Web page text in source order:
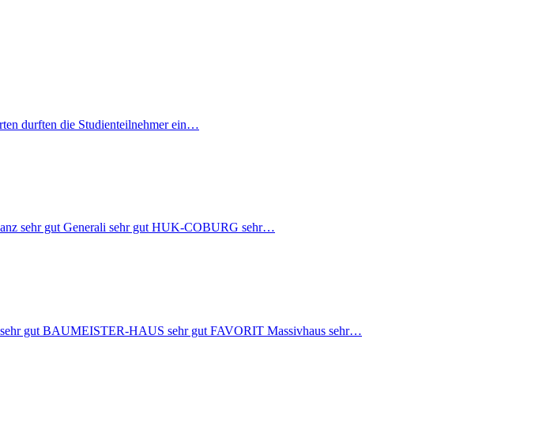
durften die Studienteilnehmer ein…
sehr gut Generali sehr gut HUK-COBURG sehr…
gut BAUMEISTER-HAUS sehr gut FAVORIT Massivhaus sehr…